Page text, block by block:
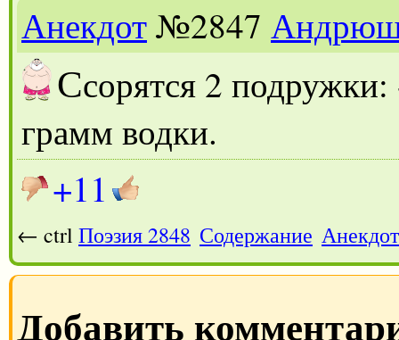
Анекдот№2847
Ссорятся 2
грамм водки.
+11
← ctrl Поэзия 2848 Содержание
Добавить